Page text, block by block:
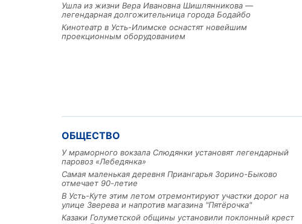
Ушла из жизни Вера Ивановна Шишлянникова —
легендарная долгожительница города Бодайбо
Кинотеатр в Усть-Илимске оснастят новейшим
проекционным оборудованием
ОБЩЕСТВО
У мраморного вокзала Слюдянки установят легендарный
паровоз «Лебедянка»
Самая маленькая деревня Приангарья Зорино-Быково
отмечает 90-летие
В Усть-Куте этим летом отремонтируют участки дорог на
улице Зверева и напротив магазина "Пятёрочка"
Казаки Голуметской общины установили поклонный крест